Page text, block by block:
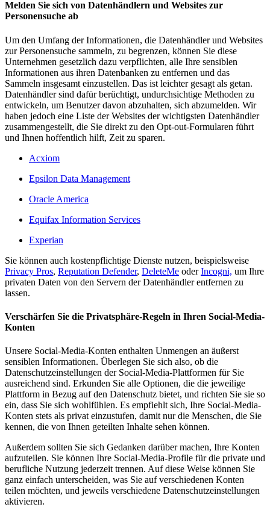
Melden Sie sich von Datenhändlern und Websites zur
Personensuche ab
Um den Umfang der Informationen, die Datenhändler und Websites
zur Personensuche sammeln, zu begrenzen, können Sie diese
Unternehmen gesetzlich dazu verpflichten, alle Ihre sensiblen
Informationen aus ihren Datenbanken zu entfernen und das
Sammeln insgesamt einzustellen. Das ist leichter gesagt als getan.
Datenhändler sind dafür berüchtigt, undurchsichtige Methoden zu
entwickeln, um Benutzer davon abzuhalten, sich abzumelden. Wir
haben jedoch eine Liste der Websites der wichtigsten Datenhändler
zusammengestellt, die Sie direkt zu den Opt-out-Formularen führt
und Ihnen hoffentlich hilft, Zeit zu sparen.
Acxiom
Epsilon Data Management
Oracle America
Equifax Information Services
Experian
Sie können auch kostenpflichtige Dienste nutzen, beispielsweise
Privacy Pros, Reputation Defender, DeleteMe oderIncogni, um Ihre
privaten Daten von den Servern der Datenhändler entfernen zu
lassen.
Verschärfen Sie die Privatsphäre-Regeln in Ihren Social-Media-
Konten
Unsere Social-Media-Konten enthalten Unmengen an äußerst
sensiblen Informationen. Überlegen Sie sich also, ob die
Datenschutzeinstellungen der Social-Media-Plattformen für Sie
ausreichend sind. Erkunden Sie alle Optionen, die die jeweilige
Plattform in Bezug auf den Datenschutz bietet, und richten Sie sie so
ein, dass Sie sich wohlfühlen. Es empfiehlt sich, Ihre Social-Media-
Konten stets als privat einzustufen, damit nur die Menschen, die Sie
kennen, die von Ihnen geteilten Inhalte sehen können.
Außerdem sollten Sie sich Gedanken darüber machen, Ihre Konten
aufzuteilen. Sie können Ihre Social-Media-Profile für die private und
berufliche Nutzung jederzeit trennen. Auf diese Weise können Sie
ganz einfach unterscheiden, was Sie auf verschiedenen Konten
teilen möchten, und jeweils verschiedene Datenschutzeinstellungen
aktivieren.